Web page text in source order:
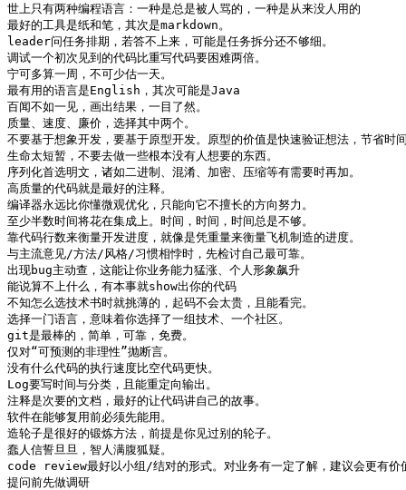
世上只有两种编程语言：一种是总是被人骂的，一种是从来没人用的
最好的工具是纸和笔，其次是markdown。
leader问任务排期，若答不上来，可能是任务拆分还不够细。
调试一个初次见到的代码比重写代码要困难两倍。
宁可多算一周，不可少估一天。
最有用的语言是English，其次可能是Java
百闻不如一见，画出结果，一目了然。
质量、速度、廉价，选择其中两个。
不要基于想象开发，要基于原型开发。原型的价值是快速验证想法，节省时
生命太短暂，不要去做一些根本没有人想要的东西。
序列化首选明文，诸如二进制、混淆、加密、压缩等有需要时再加。
高质量的代码就是最好的注释。
编译器永远比你懂微观优化，只能向它不擅长的方向努力。
至少半数时间将花在集成上。时间，时间，时间总是不够。
靠代码行数来衡量开发进度，就像是凭重量来衡量飞机制造的进度。
与主流意见/方法/风格/习惯相悖时，先检讨自己最可靠。
出现bug主动查，这能让你业务能力猛涨、个人形象飙升
能说算不上什么，有本事就show出你的代码
不知怎么选技术书时就挑薄的，起码不会太贵，且能看完。
选择一门语言，意味着你选择了一组技术、一个社区。
git是最棒的，简单，可靠，免费。
仅对“可预测的非理性”抛断言。
没有什么代码的执行速度比空代码更快。
Log要写时间与分类，且能重定向输出。
注释是次要的文档，最好的让代码讲自己的故事。
软件在能够复用前必须先能用。
造轮子是很好的锻炼方法，前提是你见过别的轮子。
蠢人信誓旦旦，智人满腹狐疑。
code review最好以小组/结对的形式。对业务有一定了解，建议会更有
提问前先做调研